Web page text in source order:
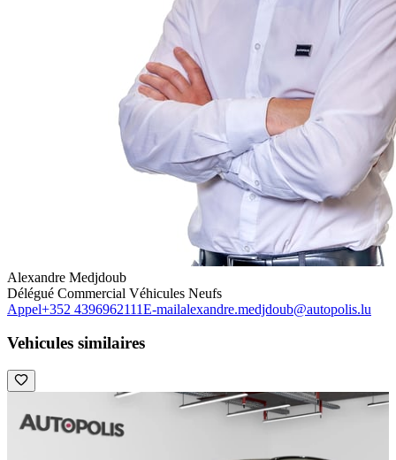
Alexandre Medjdoub
Délégué Commercial Véhicules Neufs
Appel+352 4396962111E-mailalexandre.medjdoub@autopolis.lu
Vehicules similaires